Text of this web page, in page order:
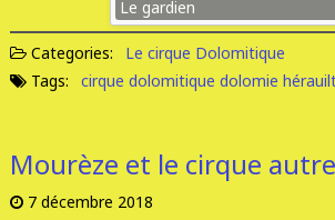
Le gardien
Categories:
Le cirque Dolomitique
Tags:
cirque dolomitique dolomie
Mourèze et le cirque
7 décembre 2018